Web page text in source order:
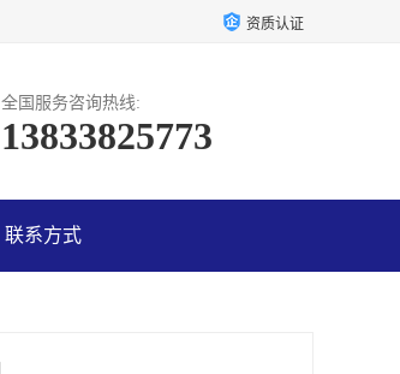
资质认证
全国服务咨询热线:
13833825773
联系方式